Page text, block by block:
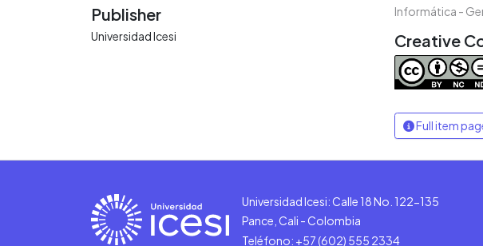
Publisher
Universidad Icesi
Informática -
Creative
Full item
Universidad Icesi: Calle 18 No. 122-135
Pance, Cali - Colombia
Teléfono: +57 (602) 555 2334